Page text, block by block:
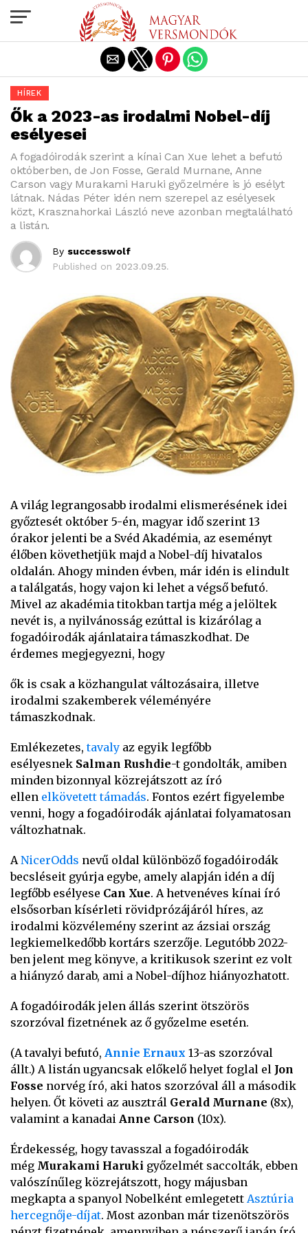
HÍREK
Ők a 2023-as irodalmi Nobel-díj
esélyesei
A fogadóirodák szerint a kínai Can Xue lehet a befutó
októberben, de Jon Fosse, Gerald Murnane, Anne
Carson vagy Murakami Haruki győzelmére is jó esélyt
látnak. Nádas Péter idén nem szerepel az esélyesek
közt, Krasznahorkai László neve azonban megtalálható
a listán.
By successwolf
Published on 2023.09.25.
A világ legrangosabb irodalmi elismerésének idei
győztesét október 5-én, magyar idő szerint 13
órakor jelenti be a Svéd Akadémia, az eseményt
élőben követhetjük majd a Nobel-díj hivatalos
oldalán. Ahogy minden évben, már idén is elindult
a találgatás, hogy vajon ki lehet a végső befutó.
Mivel az akadémia titokban tartja még a jelöltek
nevét is, a nyilvánosság ezúttal is kizárólag a
fogadóirodák ajánlataira támaszkodhat. De
érdemes megjegyezni, hogy
ők is csak a közhangulat változásaira, illetve
irodalmi szakemberek véleményére
támaszkodnak.
Emlékezetes,tavaly az egyik legfőbb
esélyesnek Salman Rushdie-t gondolták, amiben
minden bizonnyal közrejátszott az író
ellen elkövetett támadás. Fontos ezért figyelembe
venni, hogy a fogadóirodák ajánlatai folyamatosan
változhatnak.
A NicerOdds nevű oldal különböző fogadóirodák
becsléseit gyúrja egybe, amely alapján idén a díj
legfőbb esélyese Can Xue. A hetvenéves kínai író
elsősorban kísérleti rövidprózájáról híres, az
irodalmi közvélemény szerint az ázsiai ország
legkiemelkedőbb kortárs szerzője. Legutóbb 2022-
ben jelent meg könyve, a kritikusok szerint ez volt
a hiányzó darab, ami a Nobel-díjhoz hiányozhatott.
A fogadóirodák jelen állás szerint ötszörös
szorzóval fizetnének az ő győzelme esetén.
(A tavalyi befutó, Annie Ernaux 13-as szorzóval
állt.) A listán ugyancsak előkelő helyet foglal el Jon
Fosse norvég író, aki hatos szorzóval áll a második
helyen. Őt követi az ausztrál Gerald Murnane (8x),
valamint a kanadai Anne Carson (10x).
Érdekesség, hogy tavasszal a fogadóirodák
még Murakami Haruki győzelmét saccolták, ebben
valószínűleg közrejátszott, hogy májusban
megkapta a spanyol Nobelként emlegetett Asztúria
hercegnője-díjat. Most azonban már tizenötszörös
Exit mobile version